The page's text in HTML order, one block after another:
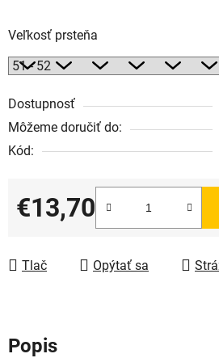
Veľkosť prsteňa
Dostupnosť
Môžeme doručiť do:
Kód:
€13,70
Jednotková cena:
Tlač Opýtať sa
Popis